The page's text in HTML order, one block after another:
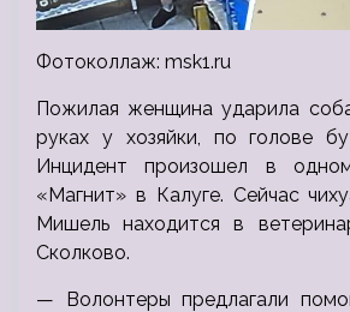
Фотоколлаж: msk1.ru
Пожилая женщина ударила
руках у хозяйки, по голове
Инцидент произошел в
«Магнит» в Калуге. Сейчас
Мишель находится в
Сколково.
— Волонтеры предлагали